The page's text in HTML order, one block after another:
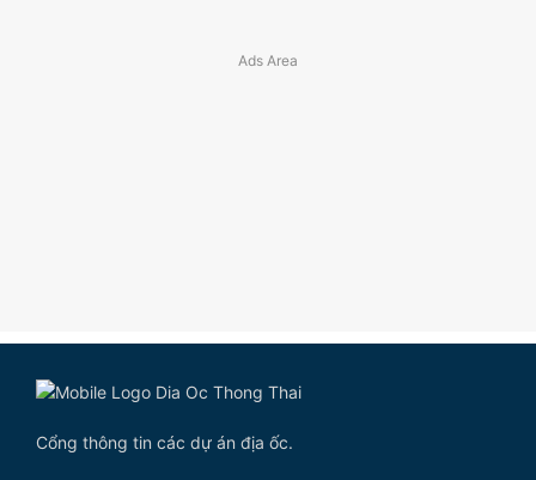
Cổng thông tin các dự án địa ốc.